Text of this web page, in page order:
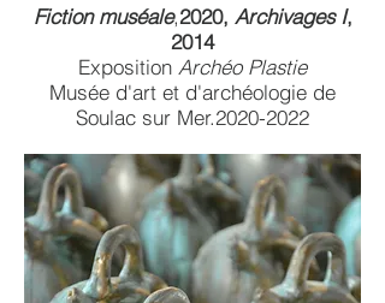
Fiction muséale,2020, Archivages I,
2014
Exposition Archéo Plastie
Musée d'art et d'archéologie de
Soulac sur Mer.2020-2022